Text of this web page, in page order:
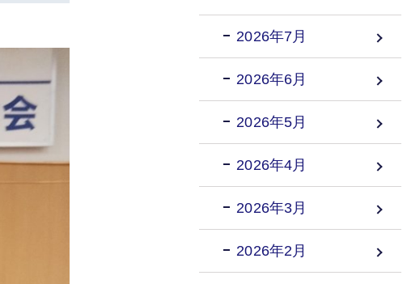
2026年7月
2026年6月
2026年5月
2026年4月
2026年3月
2026年2月